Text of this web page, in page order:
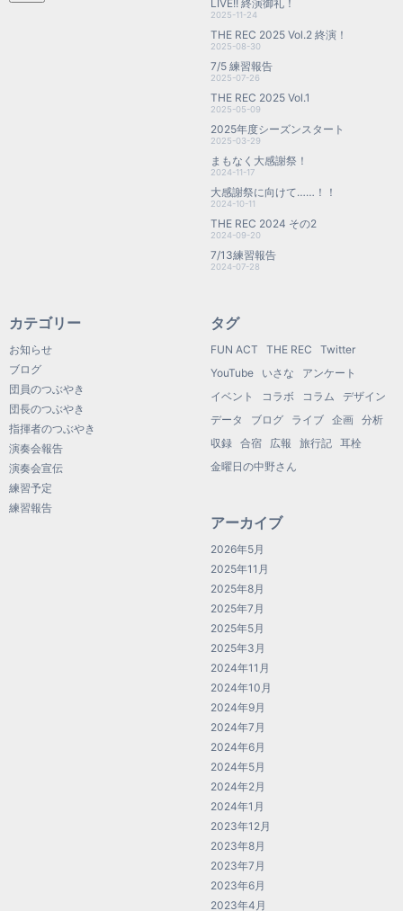
LIVE!! 終演御礼！
2025-11-24
THE REC 2025 Vol.2 終演！
2025-08-30
7/5 練習報告
2025-07-26
THE REC 2025 Vol.1
2025-05-09
2025年度シーズンスタート
2025-03-29
まもなく大感謝祭！
2024-11-17
大感謝祭に向けて……！！
2024-10-11
THE REC 2024 その2
2024-09-20
7/13練習報告
2024-07-28
カテゴリー
お知らせ
ブログ
団員のつぶやき
団長のつぶやき
指揮者のつぶやき
演奏会報告
演奏会宣伝
練習予定
練習報告
タグ
FUN ACT THE REC
Twitter
YouTube
いさな
アンケート
イベント
コラボ コラム
デザイン
データ
ブログ ライブ 企画
分析
収録
合宿 広報 旅行記
耳栓
金曜日の中野さん
アーカイブ
2026年5月
2025年11月
2025年8月
2025年7月
2025年5月
2025年3月
2024年11月
2024年10月
2024年9月
2024年7月
2024年6月
2024年5月
2024年2月
2024年1月
2023年12月
2023年8月
2023年7月
2023年6月
2023年4月